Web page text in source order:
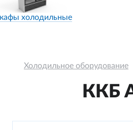
холодильные
Холодильное оборудование
ККБ